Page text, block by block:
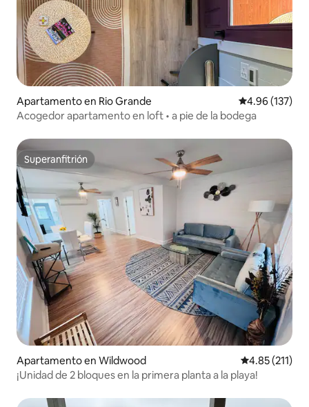
Apartamento en Rio Grande Calificación
4.96 (137)
Acogedor apartamento en loft • a pie de la bodega
Superanfitrión
Superanfitrión
Apartamento en Wildwood Calificación
4.85 (211)
¡Unidad de 2 bloques en la primera planta a la playa!